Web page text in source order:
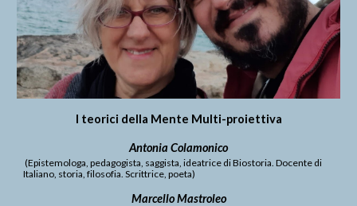
I teorici della Mente Multi-proiettiva
Antonia Colamonico
(Epistemologa, pedagogista, saggista, ideatrice di Biostoria. Docente di
Italiano, storia, filosofia. Scrittrice, poeta)
Marcello Mastroleo